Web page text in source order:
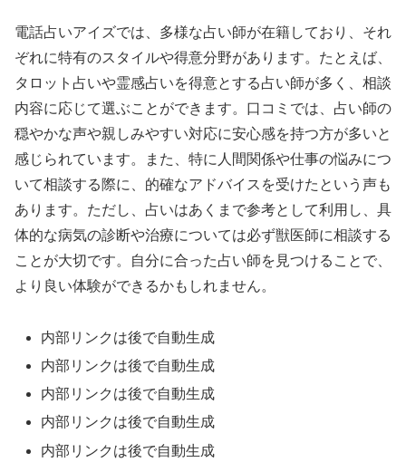
電話占いアイズでは、多様な占い師が在籍しており、それ
ぞれに特有のスタイルや得意分野があります。たとえば、
タロット占いや霊感占いを得意とする占い師が多く、相談
内容に応じて選ぶことができます。口コミでは、占い師の
穏やかな声や親しみやすい対応に安心感を持つ方が多いと
感じられています。また、特に人間関係や仕事の悩みにつ
いて相談する際に、的確なアドバイスを受けたという声も
あります。ただし、占いはあくまで参考として利用し、具
体的な病気の診断や治療については必ず獣医師に相談する
ことが大切です。自分に合った占い師を見つけることで、
より良い体験ができるかもしれません。
内部リンクは後で自動生成
内部リンクは後で自動生成
内部リンクは後で自動生成
内部リンクは後で自動生成
内部リンクは後で自動生成